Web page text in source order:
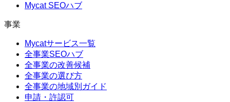
Mycat SEOハブ
事業
Mycatサービス一覧
全事業SEOハブ
全事業の改善候補
全事業の選び方
全事業の地域別ガイド
申請・許認可